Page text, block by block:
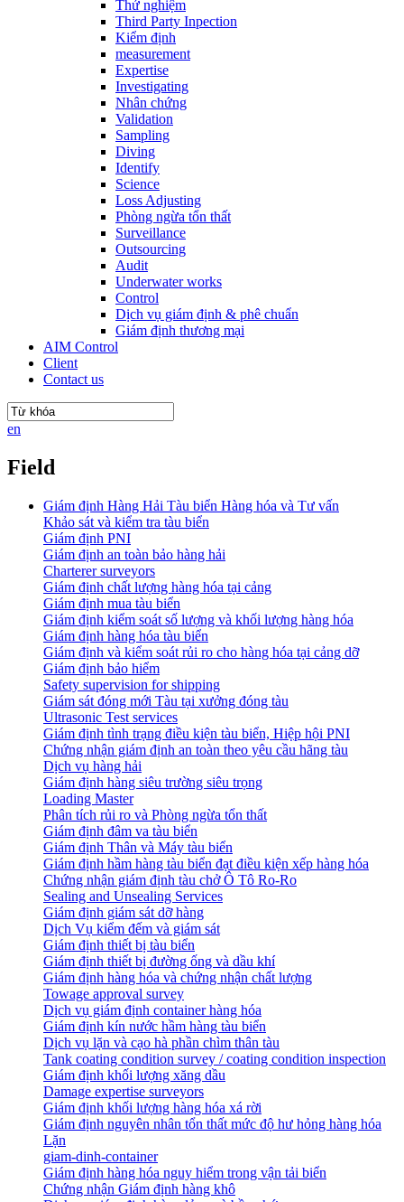
Thử nghiệm
Third Party Inpection
Kiểm định
measurement
Expertise
Investigating
Nhân chứng
Validation
Sampling
Diving
Identify
Science
Loss Adjusting
Phòng ngừa tổn thất
Surveillance
Outsourcing
Audit
Underwater works
Control
Dịch vụ giám định & phê chuẩn
Giám định thương mại
AIM Control
Client
Contact us
en
Field
Giám định Hàng Hải Tàu biển Hàng hóa và Tư vấn
Khảo sát và kiểm tra tàu biển
Giám định PNI
Giám định an toàn bảo hàng hải
Charterer surveyors
Giám định chất lượng hàng hóa tại cảng
​Giám định mua tàu biển
Giám định kiểm soát số lượng và khối lượng hàng hóa
Giám định hàng hóa tàu biển
Giám định và kiểm soát rủi ro cho hàng hóa tại cảng dỡ
Giám định bảo hiểm
Safety supervision for shipping
Giám sát đóng mới Tàu tại xưởng đóng tàu
Ultrasonic Test services
Giám định tình trạng điều kiện tàu biển, Hiệp hội PNI
Chứng nhận giám định an toàn theo yêu cầu hãng tàu
Dịch vụ hàng hải
Giám định hàng siêu trường siêu trọng
Loading Master
Phân tích rủi ro và Phòng ngừa tổn thất
​Giám định đâm va tàu biển
Giám định Thân và Máy tàu biển
​Giám định hầm hàng tàu biển đạt điều kiện xếp hàng hóa
Chứng nhận giám định tàu chở Ô Tô Ro-Ro
Sealing and Unsealing Services
Giám định giám sát dỡ hàng
Dịch Vụ kiểm đếm và giám sát
Giám định thiết bị tàu biển
Giám định thiết bị đường ống và dầu khí
Giám định hàng hóa và chứng nhận chất lượng
Towage approval survey
Dịch vụ giám định container hàng hóa
Giám định kín nước hầm hàng tàu biển
Dịch vụ lặn và cạo hà phần chìm thân tàu
Tank coating condition survey / coating condition inspection
Giám định khối lượng xăng dầu
Damage expertise surveyors
Giám định khối lượng hàng hóa xá rời
Giám định nguyên nhân tổn thất mức độ hư hỏng hàng hóa
Lặn
giam-dinh-container
Giám định hàng hóa nguy hiểm trong vận tải biển
Chứng nhận Giám định hàng khô